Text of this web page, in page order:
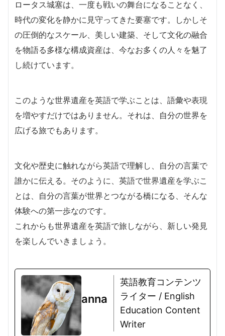
ロータス城塞は、一度も戦いの舞台になることなく、
時代の変化を静かに見守ってきた要塞です。しかしそ
の圧倒的なスケール、美しい建築、そして文化の融合
を物語る多様な構成資産は、今なお多くの人々を魅了
し続けています。
このような世界遺産を英語で学ぶことは、語彙や表現
を増やすだけではありません。それは、自分の世界を
広げる旅でもあります。
文化や歴史に触れながら英語で理解し、自分の言葉で
誰かに伝える。そのように、英語で世界遺産を学ぶこ
とは、自分の言葉が世界とつながる橋になる、そんな
体験への第一歩なのです。
これからも世界遺産を英語で旅しながら、新しい発見
を楽しんでいきましょう。
anna
英語教育コンテンツ
ライター / English
Education Content
Writer